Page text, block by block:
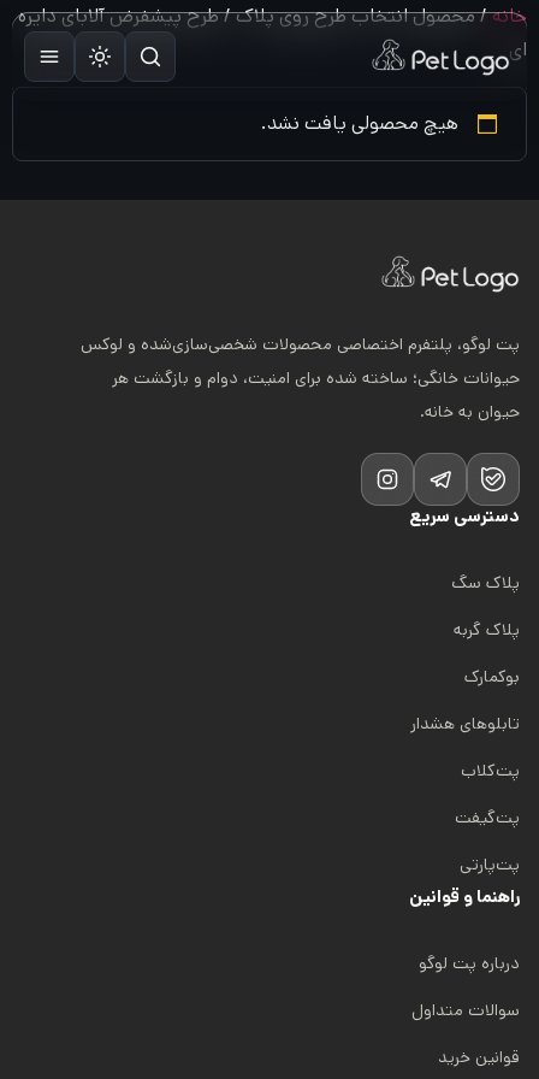
پرش
به
محتوا
خانه/ محصول انتخاب طرح روی پلاک / طرح پیشفرض آلابای دایره
ای
هیچ محصولی یافت نشد.
پت لوگو، پلتفرم اختصاصی محصولات شخصی‌سازی‌شده و لوکس
حیوانات خانگی؛ ساخته شده برای امنیت، دوام و بازگشت هر
حیوان به خانه.
دسترسی سریع
پلاک سگ
پلاک گربه
بوکمارک
تابلوهای هشدار
پت‌کلاب
پت‌گیفت
پت‌پارتی
راهنما و قوانین
درباره پت لوگو
سوالات متداول
قوانین خرید